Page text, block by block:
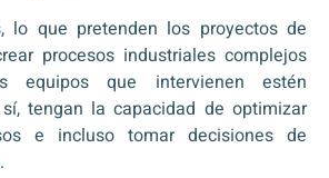
lo que pretenden los proyectos de
procesos industriales complejos
equipos que intervienen estén
tengan la capacidad de optimizar
e incluso tomar decisiones de